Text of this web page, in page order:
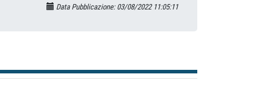
Data Pubblicazione: 03/08/2022 11:05:11